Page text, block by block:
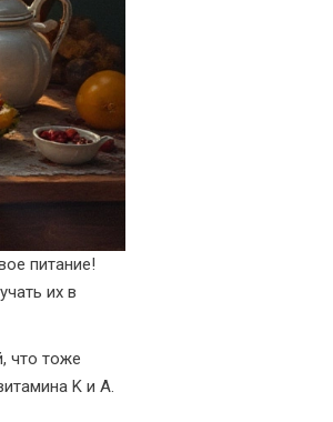
питание!
их в
что тоже
K и A.